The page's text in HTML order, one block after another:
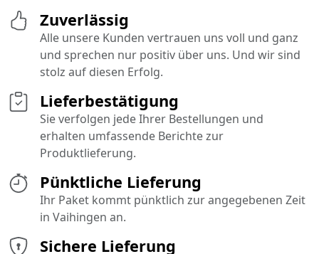
Pünktliche Lieferung
Ihr Paket kommt pünktlich zur angegebenen Zeit
in Vaihingen an.
Sichere Lieferung
Lieferbestätigung
Sie verfolgen jede Ihrer Bestellungen und
erhalten umfassende Berichte zur
Produktlieferung.
Zuverlässig
Alle unsere Kunden vertrauen uns voll und ganz
und sprechen nur positiv über uns. Und wir sind
stolz auf diesen Erfolg.